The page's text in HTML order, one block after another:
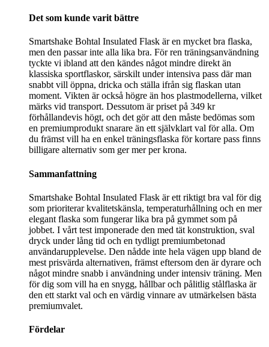
Det som kunde varit bättre
Smartshake Bohtal Insulated Flask är en mycket bra flaska,
men den passar inte alla lika bra. För ren träningsanvändning
tyckte vi ibland att den kändes något mindre direkt än
klassiska sportflaskor, särskilt under intensiva pass där man
snabbt vill öppna, dricka och ställa ifrån sig flaskan utan
moment. Vikten är också högre än hos plastmodellerna, vilket
märks vid transport. Dessutom är priset på 349 kr
förhållandevis högt, och det gör att den måste bedömas som
en premiumprodukt snarare än ett självklart val för alla. Om
du främst vill ha en enkel träningsflaska för kortare pass finns
billigare alternativ som ger mer per krona.
Sammanfattning
Smartshake Bohtal Insulated Flask är ett riktigt bra val för dig
som prioriterar kvalitetskänsla, temperaturhållning och en mer
elegant flaska som fungerar lika bra på gymmet som på
jobbet. I vårt test imponerade den med tät konstruktion, sval
dryck under lång tid och en tydligt premiumbetonad
användarupplevelse. Den nådde inte hela vägen upp bland de
mest prisvärda alternativen, främst eftersom den är dyrare och
något mindre snabb i användning under intensiv träning. Men
för dig som vill ha en snygg, hållbar och pålitlig stålflaska är
den ett starkt val och en värdig vinnare av utmärkelsen bästa
premiumvalet.
Fördelar